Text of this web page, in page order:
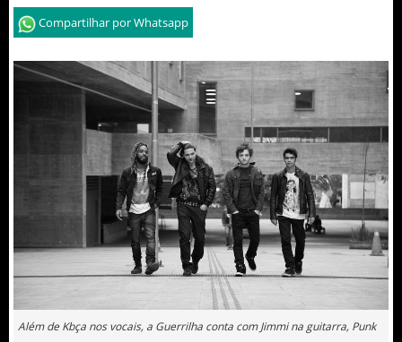
Compartilhar por Whatsapp
Além de Kbça nos vocais, a Guerrilha conta com Jimmi na guitarra, Punk